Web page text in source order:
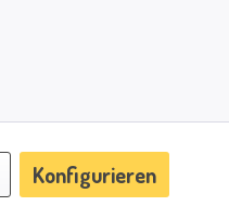
Konfigurieren